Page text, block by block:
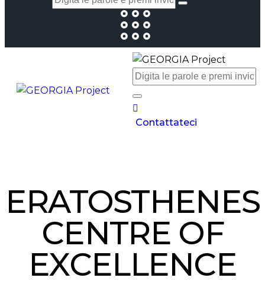
Contattateci
ERATOSTHENES
CENTRE OF
EXCELLENCE